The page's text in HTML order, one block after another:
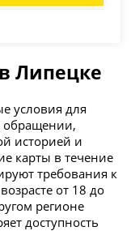
Липецке
условия для
обращении,
историей и
карты в течение
требования к
от 18 до
регионе
доступность